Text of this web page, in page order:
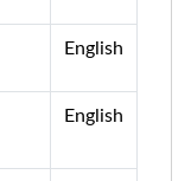
English
English